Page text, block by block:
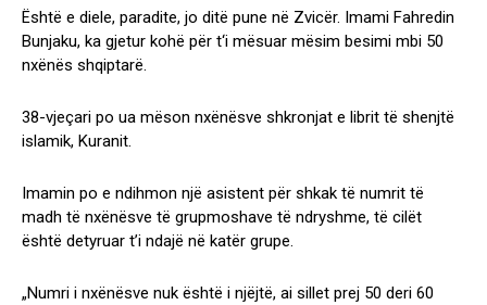
Është e diele, paradite, jo ditë pune në Zvicër. Imami Fahredin
Bunjaku, ka gjetur kohë për t‘i mësuar mësim besimi mbi 50
nxënës shqiptarë.
38-vjeçari po ua mëson nxënësve shkronjat e librit të shenjtë
islamik, Kuranit.
Imamin po e ndihmon një asistent për shkak të numrit të
madh të nxënësve të grupmoshave të ndryshme, të cilët
është detyruar t’i ndajë në katër grupe.
„Numri i nxënësve nuk është i njëjtë, ai sillet prej 50 deri 60